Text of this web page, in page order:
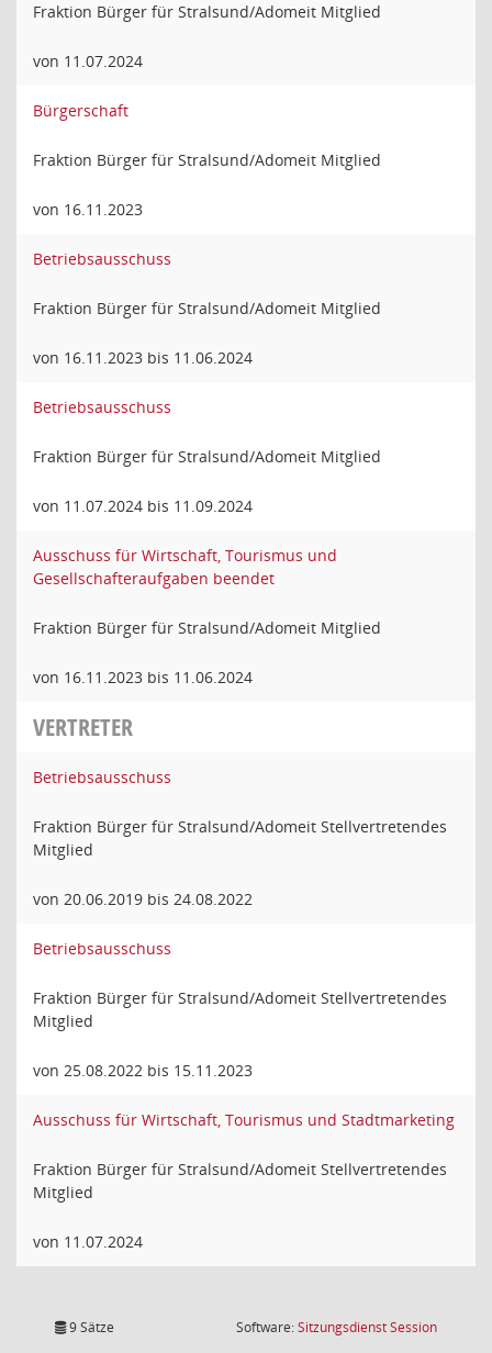
Fraktion Bürger für Stralsund/Adomeit Mitglied
von 11.07.2024
Bürgerschaft
Fraktion Bürger für Stralsund/Adomeit Mitglied
von 16.11.2023
Betriebsausschuss
Fraktion Bürger für Stralsund/Adomeit Mitglied
von 16.11.2023 bis 11.06.2024
Betriebsausschuss
Fraktion Bürger für Stralsund/Adomeit Mitglied
von 11.07.2024 bis 11.09.2024
Ausschuss für Wirtschaft, Tourismus und
Gesellschafteraufgaben beendet
Fraktion Bürger für Stralsund/Adomeit Mitglied
von 16.11.2023 bis 11.06.2024
VERTRETER
Betriebsausschuss
Fraktion Bürger für Stralsund/Adomeit Stellvertretendes
Mitglied
von 20.06.2019 bis 24.08.2022
Betriebsausschuss
Fraktion Bürger für Stralsund/Adomeit Stellvertretendes
Mitglied
von 25.08.2022 bis 15.11.2023
Ausschuss für Wirtschaft, Tourismus und Stadtmarketing
Fraktion Bürger für Stralsund/Adomeit Stellvertretendes
Mitglied
von 11.07.2024
9 Sätze Software:SitzungsdienstSession(Wird in